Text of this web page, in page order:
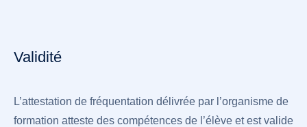
Validité
L’attestation de fréquentation délivrée par l’organisme de
formation atteste des compétences de l’élève et est valide